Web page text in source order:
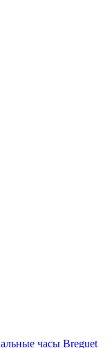
часы Breguet